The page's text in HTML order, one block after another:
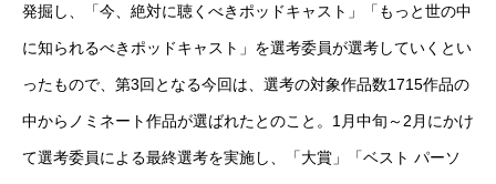
発掘し、「今、絶対に聴くべきポッドキャスト」「もっと世の中
に知られるべきポッドキャスト」を選考委員が選考していくとい
ったもので、第3回となる今回は、選考の対象作品数1715作品の
中からノミネート作品が選ばれたとのこと。1月中旬～2月にかけ
て選考委員による最終選考を実施し、「大賞」「ベスト パーソ